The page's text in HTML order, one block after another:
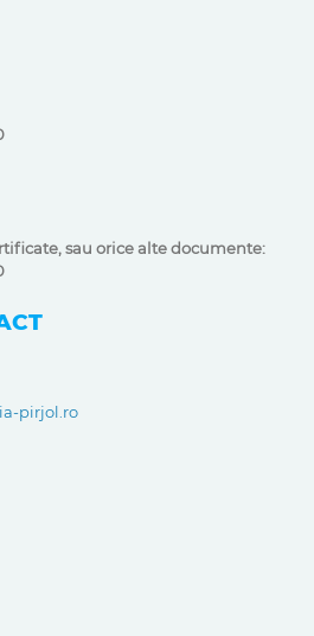
sau orice alte documente:
pirjol.ro